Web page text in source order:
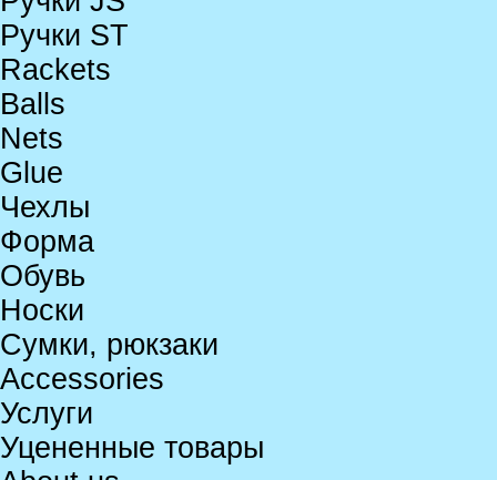
Ручки ST
Rackets
Balls
Nets
Glue
Чехлы
Форма
Обувь
Носки
Сумки, рюкзаки
Accessories
Услуги
Уцененные товары